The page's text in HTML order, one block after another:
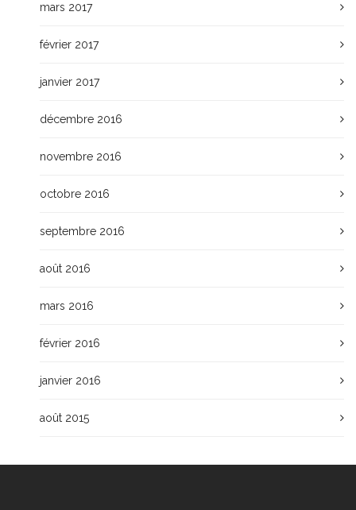
mars 2017
février 2017
janvier 2017
décembre 2016
novembre 2016
octobre 2016
septembre 2016
août 2016
mars 2016
février 2016
janvier 2016
août 2015